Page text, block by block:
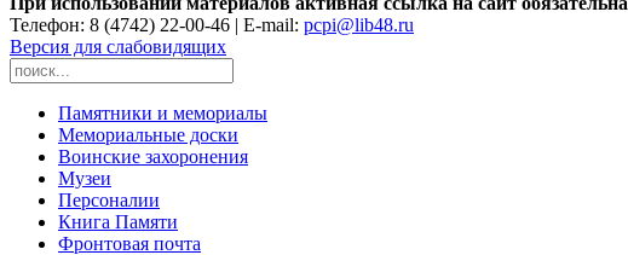
Телефон: 8 (4742) 22-00-46 | E-mail: pcpi@lib48.ru
Версия для слабовидящих
Памятники и мемориалы
Мемориальные доски
Воинские захоронения
Музеи
Персоналии
Книга Памяти
Фронтовая почта